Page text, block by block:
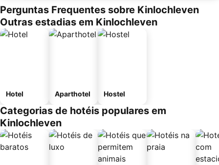
Perguntas Frequentes sobre Kinlochleven
Outras estadias em Kinlochleven
Hotel Aparthotel Hostel
Categorias de hotéis populares em
Kinlochleven